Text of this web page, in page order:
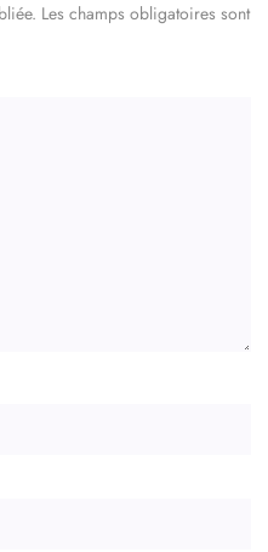
Les champs obligatoires sont